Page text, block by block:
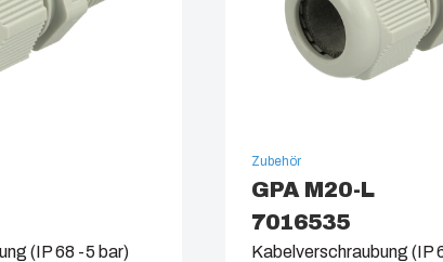
(IP 68 -5 bar)
Zubehör
GPA M20-L
7016535
Kabelverschraubung (IP